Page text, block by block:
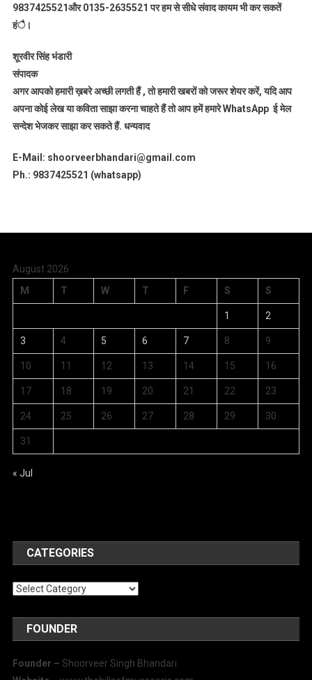
9837425521और 0135-2635521 पर हम से सीधे संवाद कायम भी कर सकतें
हंै।
शूरवीर सिंह भंडारी
संपादक
अगर आपको हमारी ख़बरे अच्छी लगती हैं , तो हमारी खबरों को जरूर शेयर करें, यदि आप
अपना कोई लेख या कविता साझा करना चाहते हैं तो आप हमें हमारे WhatsApp ई मेल
सन्देश भेजकर साझा कर सकते हैं. धन्यवाद
E-Mail: shoorveerbhandari@gmail.com
Ph.: 9837425521 (whatsapp)
August 2026
M
T W T F S S
1 2
3 4 5 6 7 8 9
10 11 12 13 14 15 16
17 18 19 20 21 22 23
24 25 26 27 28 29 30
31
« Jul
CATEGORIES
Categories
FOUNDER
Founder – Shoorveer Singh Bhandari